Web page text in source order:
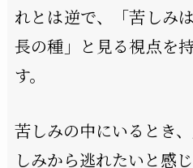
れとは逆で、「苦しみ
長の種」と見る視点を
す。
苦しみの中にいるとき
しみから逃れたいと感